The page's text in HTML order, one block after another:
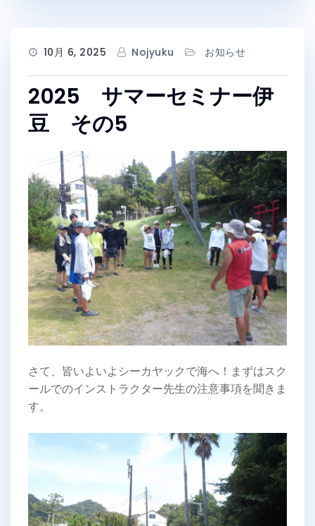
10月 6, 2025 Nojyuku お知らせ
2025 サマーセミナー伊
豆 その5
さて、皆いよいよシーカヤックで海へ！まずはスク
ールでのインストラクター先生の注意事項を聞きま
す。